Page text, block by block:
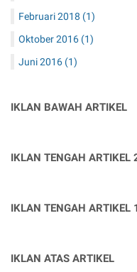
Februari 2018 (1)
Oktober 2016 (1)
Juni 2016 (1)
IKLAN BAWAH ARTIKEL
IKLAN TENGAH ARTIKEL
IKLAN TENGAH ARTIKEL 1
IKLAN ATAS ARTIKEL